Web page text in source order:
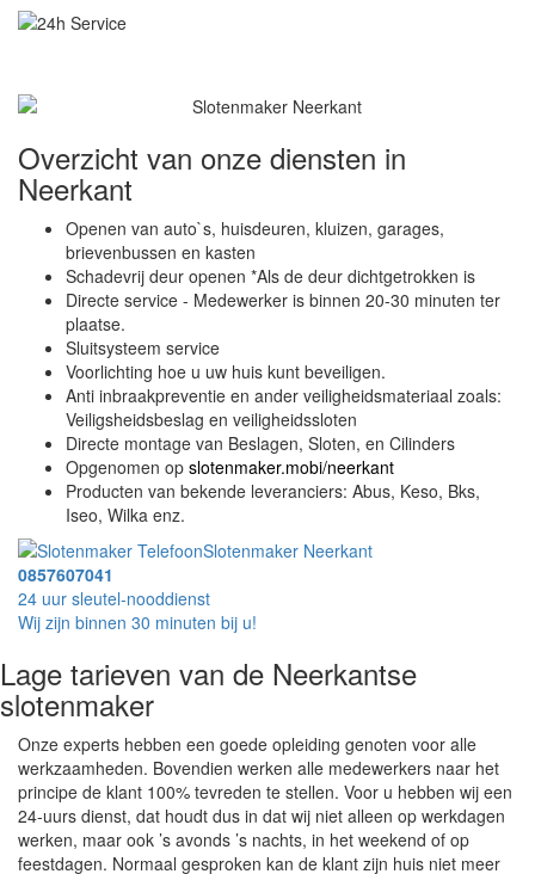
Overzicht van onze diensten in
Neerkant
Openen van auto`s, huisdeuren, kluizen, garages,
brievenbussen en kasten
Schadevrij deur openen *Als de deur dichtgetrokken is
Directe service - Medewerker is binnen 20-30 minuten ter
plaatse.
Sluitsysteem service
Voorlichting hoe u uw huis kunt beveiligen.
Anti inbraakpreventie en ander veiligheidsmateriaal zoals:
Veiligsheidsbeslag en veiligheidssloten
Directe montage van Beslagen, Sloten, en Cilinders
Opgenomen op slotenmaker.mobi/neerkant
Producten van bekende leveranciers: Abus, Keso, Bks,
Iseo, Wilka enz.
Slotenmaker Neerkant
0857607041
24 uur sleutel-nooddienst
Wij zijn binnen 30 minuten bij u!
Lage tarieven van de Neerkantse
slotenmaker
Onze experts hebben een goede opleiding genoten voor alle
werkzaamheden. Bovendien werken alle medewerkers naar het
principe de klant 100% tevreden te stellen. Voor u hebben wij een
24-uurs dienst, dat houdt dus in dat wij niet alleen op werkdagen
werken, maar ook ’s avonds ’s nachts, in het weekend of op
feestdagen. Normaal gesproken kan de klant zijn huis niet meer